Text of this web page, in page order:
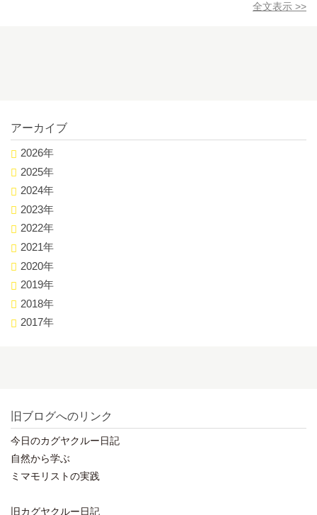
全文表示 >>
アーカイブ
2026年
2025年
2024年
2023年
2022年
2021年
2020年
2019年
2018年
2017年
旧ブログへのリンク
今日のカグヤクルー日記
自然から学ぶ
ミマモリストの実践
旧カグヤクルー日記